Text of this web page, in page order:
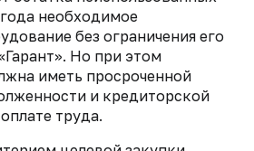
необходимое
без ограничения его
Но при этом
иметь просроченной
и кредиторской
труда.